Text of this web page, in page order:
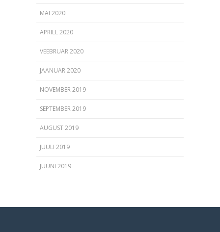
MAI 2020
APRILL 2020
VEEBRUAR 2020
JAANUAR 2020
NOVEMBER 2019
SEPTEMBER 2019
AUGUST 2019
JUULI 2019
JUUNI 2019